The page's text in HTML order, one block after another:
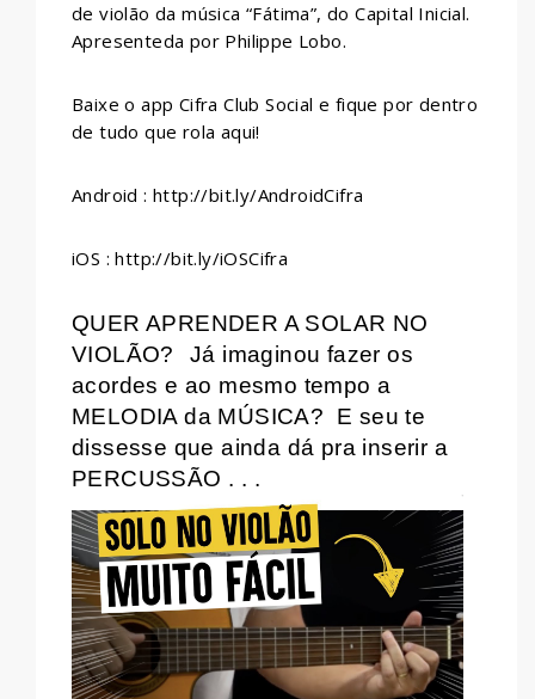
de violão da música “Fátima”, do Capital Inicial.
Apresenteda por Philippe Lobo.
Baixe o app Cifra Club Social e fique por dentro
de tudo que rola aqui!
Android : http://bit.ly/AndroidCifra
iOS : http://bit.ly/iOSCifra
QUER APRENDER A SOLAR NO
VIOLÃO?
Já imaginou fazer os
acordes e ao mesmo tempo a
MELODIA da MÚSICA? E seu te
dissesse que ainda dá pra inserir a
PERCUSSÃO . . .